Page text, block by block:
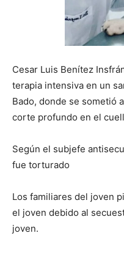
Cesar Luis Benítez
terapia intensiva en un
Bado, donde se sometió
corte profundo en el
Según el subjefe
fue torturado
Los familiares del joven
el joven debido al
joven.